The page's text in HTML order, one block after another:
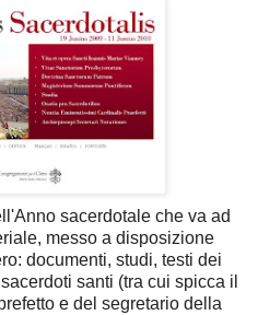
sacerdotale che va ad
messo a disposizione
documenti, studi, testi dei
santi (tra cui spicca il
e del segretario della